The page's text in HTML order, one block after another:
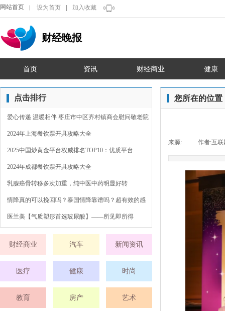
网站首页 设为首页 加入收藏
财经晚报
首页 资讯 财经商业 健康
点击排行 您所在的位置
来源: 作者:互联
爱心传递 温暖相伴 枣庄市中区齐村镇商会慰问敬老院
2024年上海餐饮票开具攻略大全
2025中国炒黄金平台权威排名TOP10：优质平台
2024年成都餐饮票开具攻略大全
乳腺癌骨转移多次加重，纯中医中药明显好转
情降真的可以挽回吗？泰国情降靠谱吗？超有效的感
情裂
医兰美【气质塑形首选玻尿酸】——所见即所得
财经商业 新闻资讯
汽车
健康
医疗 时尚
教育 房产 艺术